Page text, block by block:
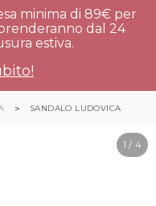
minima di 89€ per
dal 24
estiva.
SANDALO LUDOVICA
1 / 4